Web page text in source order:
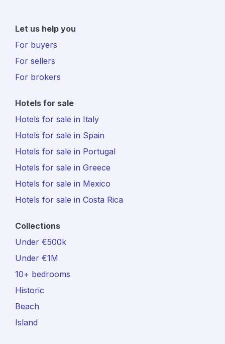
Let us help you
For buyers
For sellers
For brokers
Hotels for sale
Hotels for sale in Italy
Hotels for sale in Spain
Hotels for sale in Portugal
Hotels for sale in Greece
Hotels for sale in Mexico
Hotels for sale in Costa Rica
Collections
Under €500k
Under €1M
10+ bedrooms
Historic
Beach
Island